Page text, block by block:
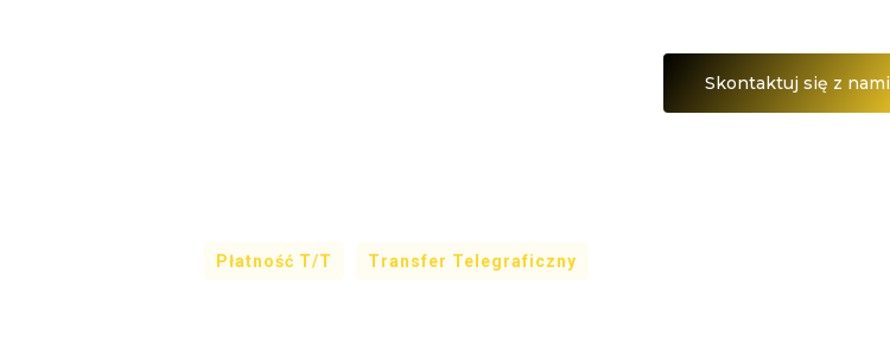
Skontaktuj się z nami
Płatność T/T Transfer Telegraficzny